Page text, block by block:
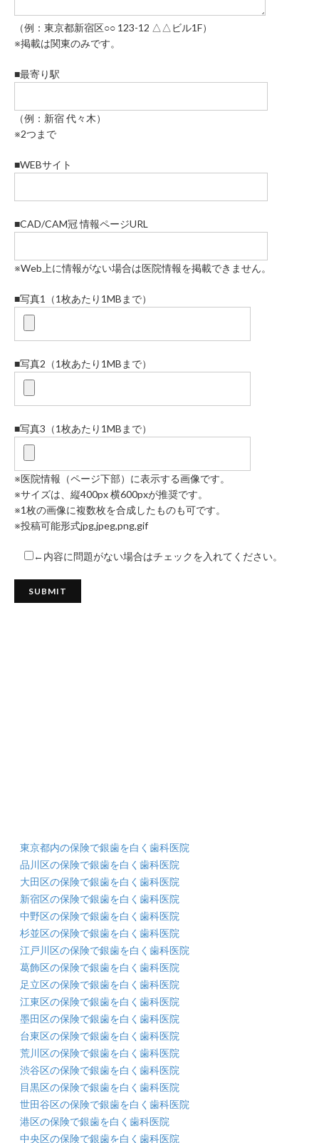
（例：東京都新宿区○○ 123-12 △△ビル1F）
※掲載は関東のみです。
■最寄り駅
（例：新宿 代々木）
※2つまで
■WEBサイト
■CAD/CAM冠 情報ページURL
※Web上に情報がない場合は医院情報を掲載できません。
■写真1（1枚あたり1MBまで）
■写真2（1枚あたり1MBまで）
■写真3（1枚あたり1MBまで）
※医院情報（ページ下部）に表示する画像です。
※サイズは、縦400px 横600pxが推奨です。
※1枚の画像に複数枚を合成したものも可です。
※投稿可能形式jpg,jpeg,png,gif
←内容に問題がない場合はチェックを入れてください。
東京都内の保険で銀歯を白く歯科医院
品川区の保険で銀歯を白く歯科医院
大田区の保険で銀歯を白く歯科医院
新宿区の保険で銀歯を白く歯科医院
中野区の保険で銀歯を白く歯科医院
杉並区の保険で銀歯を白く歯科医院
江戸川区の保険で銀歯を白く歯科医院
葛飾区の保険で銀歯を白く歯科医院
足立区の保険で銀歯を白く歯科医院
江東区の保険で銀歯を白く歯科医院
墨田区の保険で銀歯を白く歯科医院
台東区の保険で銀歯を白く歯科医院
荒川区の保険で銀歯を白く歯科医院
渋谷区の保険で銀歯を白く歯科医院
目黒区の保険で銀歯を白く歯科医院
世田谷区の保険で銀歯を白く歯科医院
港区の保険で銀歯を白く歯科医院
中央区の保険で銀歯を白く歯科医院